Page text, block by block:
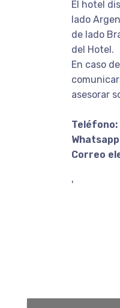
El hotel
lado
de lado
del Hotel.
En caso
asesorar
Correo
'